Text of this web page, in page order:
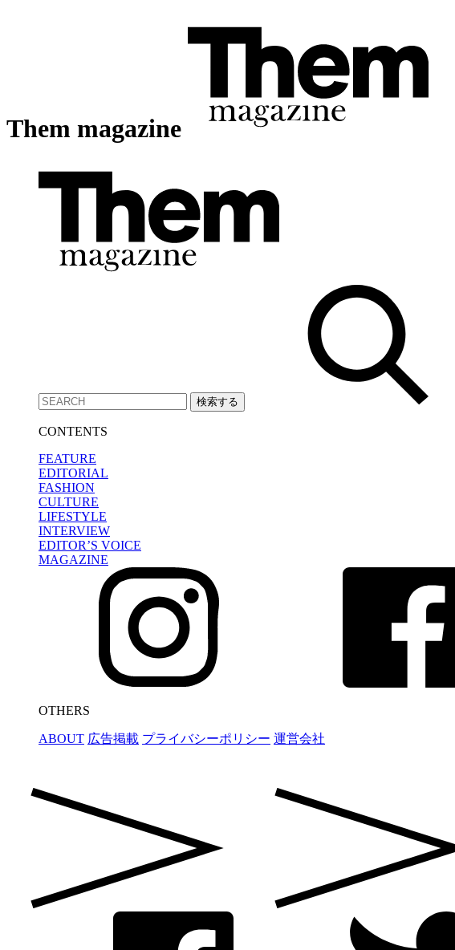
Them magazine
検索する
CONTENTS
FEATURE
EDITORIAL
FASHION
CULTURE
LIFESTYLE
INTERVIEW
EDITOR’S VOICE
MAGAZINE
OTHERS
ABOUT 広告掲載 プライバシーポリシー 運営会社